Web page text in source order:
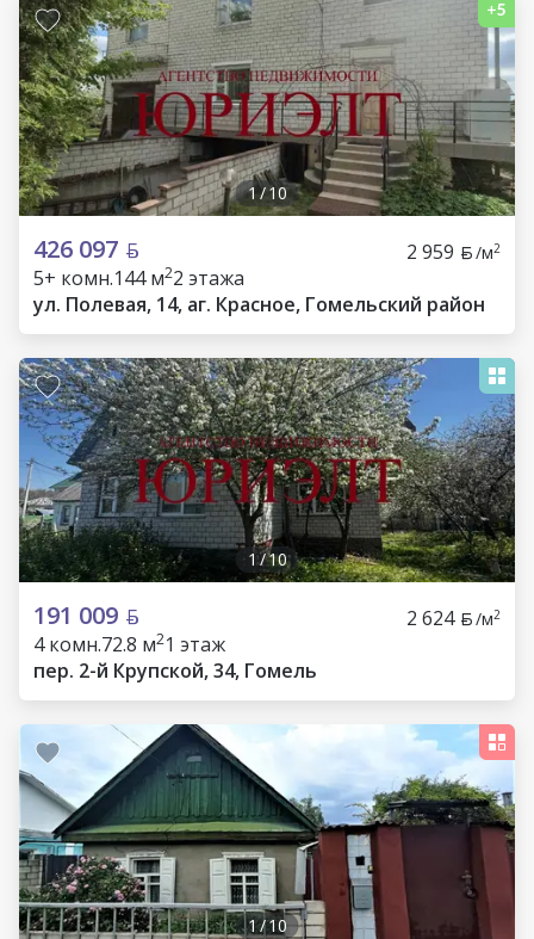
1/10
426 097 2 959 /м2
5+ комн.144 м22 этажа
ул. Полевая, 14, аг. Красное, Гомельский район
1/10
191 009 2 624 /м2
4 комн.72.8 м21 этаж
пер. 2-й Крупской, 34, Гомель
1/10